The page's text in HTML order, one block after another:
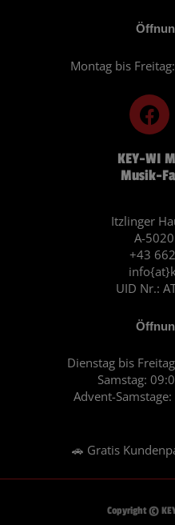
KEY-WI
Musik-
Itzlinger
A-
+43
UID Nr.:
Dienstag bis
Samstag:
Advent-
🚗 Gratis
F
a
c
e
b
o
k
Montag bis
Copyright ©